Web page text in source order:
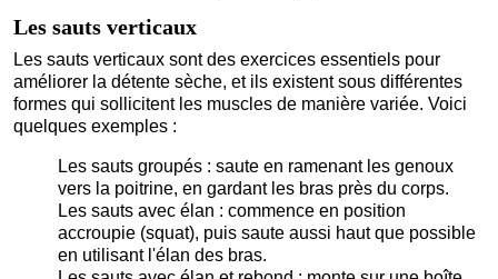
Les sauts verticaux
Les sauts verticaux sont des exercices essentiels pour
améliorer la détente sèche, et ils existent sous différentes
formes qui sollicitent les muscles de manière variée. Voici
quelques exemples :
Les sauts groupés : saute en ramenant les genoux
vers la poitrine, en gardant les bras près du corps.
Les sauts avec élan : commence en position
accroupie (squat), puis saute aussi haut que possible
en utilisant l'élan des bras.